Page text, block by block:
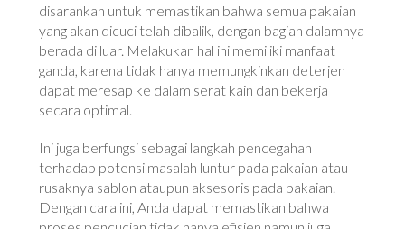
disarankan untuk memastikan bahwa semua pakaian
yang akan dicuci telah dibalik, dengan bagian dalamnya
berada di luar. Melakukan hal ini memiliki manfaat
ganda, karena tidak hanya memungkinkan deterjen
dapat meresap ke dalam serat kain dan bekerja
secara optimal.
Ini juga berfungsi sebagai langkah pencegahan
terhadap potensi masalah luntur pada pakaian atau
rusaknya sablon ataupun aksesoris pada pakaian.
Dengan cara ini, Anda dapat memastikan bahwa